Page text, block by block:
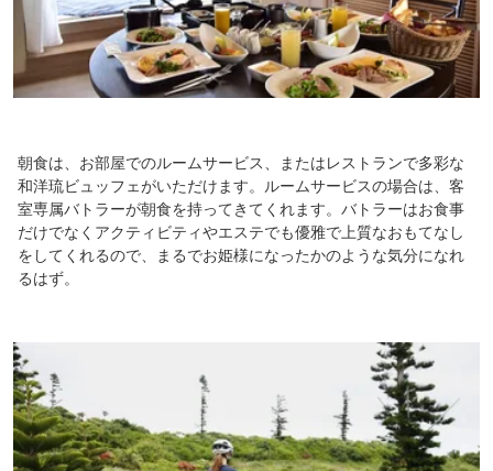
朝食は、お部屋でのルームサービス、またはレストランで多彩な
和洋琉ビュッフェがいただけます。ルームサービスの場合は、客
室専属バトラーが朝食を持ってきてくれます。バトラーはお食事
だけでなくアクティビティやエステでも優雅で上質なおもてなし
をしてくれるので、まるでお姫様になったかのような気分になれ
るはず。